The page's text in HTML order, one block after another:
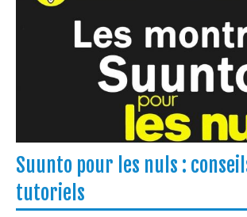
Suunto pour les nuls :
tutoriels